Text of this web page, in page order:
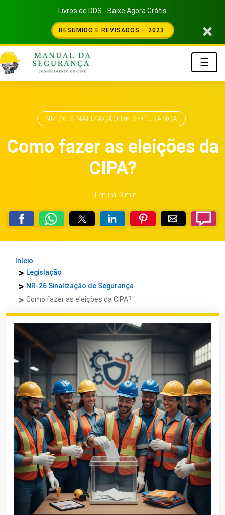
Livros de DDS - Baixe Agora Grátis
RESUMIDO E REVISADOS – 2023
☰
NR-26 SINALIZAÇÃO DE SEGURANÇA
Como fazer as eleições da
CIPA?
Leitura: 3 min
Início
Legislação
NR-26 Sinalização de Segurança
Como fazer as eleições da CIPA?